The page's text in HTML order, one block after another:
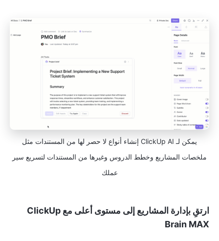
يمكن لـ ClickUp AI إنشاء أنواع لا حصر لها من المستندات مثل
ملخصات المشاريع وخطط الدروس وغيرها من المستندات لتسريع سير
عملك
ارتقِ بإدارة المشاريع إلى مستوى أعلى مع ClickUp
Brain MAX